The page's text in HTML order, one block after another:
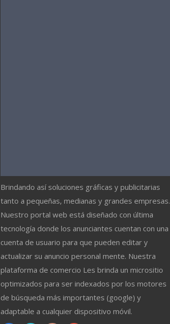
Brindando así soluciones gráficas y publicitarias
tanto a pequeñas, medianas y grandes empresas.
Nuestro portal web está diseñado con última
tecnología donde los anunciantes cuentan con una
cuenta de usuario para que pueden editar y
actualizar su anuncio personal mente. Nuestra
plataforma de comercio Les brinda un micrositio
optimizados para ser indexados por los motores
de búsqueda más importantes (google) y
adaptable a cualquier dispositivo móvil.